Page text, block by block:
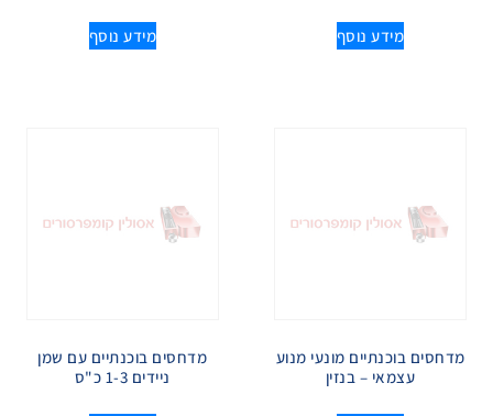
מידע נוסף מידע נוסף
מדחסים בוכנתיים מונעי מנוע
עצמאי – בנזין
מדחסים בוכנתיים עם שמן
ניידים 1-3 כ"ס